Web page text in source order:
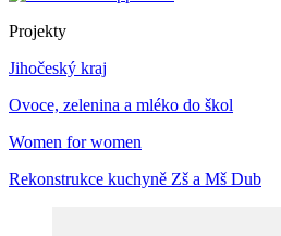
Projekty
Jihočeský kraj
Ovoce, zelenina a mléko do škol
Women for women
Rekonstrukce kuchyně Zš a Mš Dub